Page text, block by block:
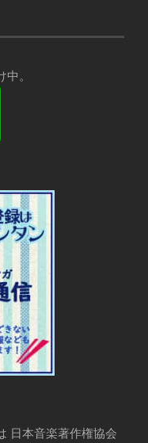
。
日本音楽著作権協会